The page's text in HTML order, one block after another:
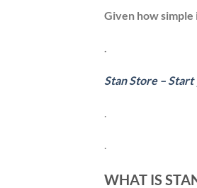
Given how simple
.
Stan Store –
.
WHAT IS